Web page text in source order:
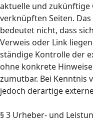
aktuelle und zukünftige
verknüpften Seiten.
bedeutet nicht, dass
Verweis oder Link
ständige Kontrolle der
ohne konkrete
zumutbar. Bei Kenntnis
jedoch derartige
§ 3 Urheber- und